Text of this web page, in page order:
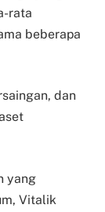
rata
beberapa
dan
yang
Vitalik